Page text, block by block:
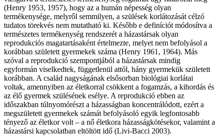
(Henry 1953, 1957), hogy az a humán népesség olyan
termékenysége, melyről semmilyen, a szülések korlátozását célzó
tudatos törekvés nem mutatható ki. Később e definíciót módosítva a
természetes termékenység rendszerét a házastársak olyan
reprodukciós magatartásaként értelmezte, melyet nem befolyásol a
korábban született gyermekek száma (Henry 1961, 1964). Más
szóval a reprodukció szempontjából a házastársak mindig
egyformán viselkedtek, függetlenül attól, hány gyermekük született
korábban. A család nagyságának elsősorban biológiai korlátai
voltak, amennyiben az életkorral csökkent a fogamzás, a kihordás és
az élő gyermek szülésének esélye. A reprodukció ebben az
időszakban túlnyomórészt a házasságban koncentrálódott, ezért a
megszületett gyermekek számát befolyásoló egyik legfontosabb
tényező az életkor volt – a nő életkora házasságkötésekor, valamint a
házastársi kapcsolatban eltöltött idő (Livi-Bacci 2003).